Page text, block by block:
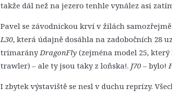
takže dál než na jezero tenhle vynález asi
Pavel se závodnickou krví v žilách
L30, která údajně dosáhla na zadobočních 28
trimarányDragonFly (zejména model 25,
trawler) – ale ty jsou taky z loňska!. J70 – bylo!
I zbytek výstaviště se nesl v duchu reprízy.